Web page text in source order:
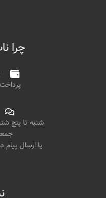
چرا
شنبه تا پنج شنبه: ۱۰ تا ۱۳ و
جمعه: ۱۸
یا ارسال